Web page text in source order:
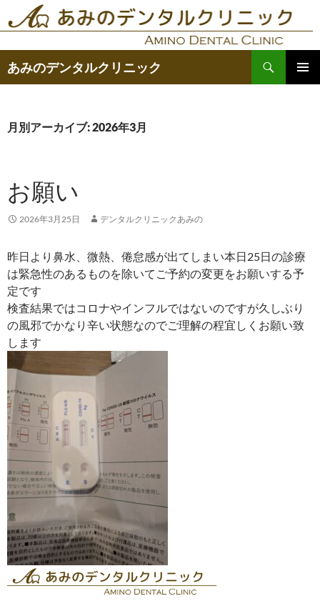
ン
ツ
キ
あみのデンタルクリニック
索
月別アーカイブ: 2026年3月
お願い
2026年3月25日 デンタルクリニックあみの
昨日より鼻水、微熱、倦怠感が出てしまい本日25日の診療
は緊急性のあるものを除いてご予約の変更をお願いする予
定です
検査結果ではコロナやインフルではないのですが久しぶり
の風邪でかなり辛い状態なのでご理解の程宜しくお願い致
します